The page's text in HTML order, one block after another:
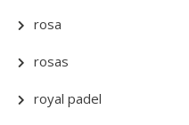
rosa
rosas
royal padel